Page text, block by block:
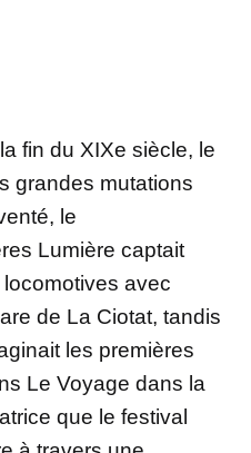
fin du XIXe siècle, le
grandes mutations
le
Lumière captait
avec
de La Ciotat, tandis
les premières
Le Voyage dans la
que le festival